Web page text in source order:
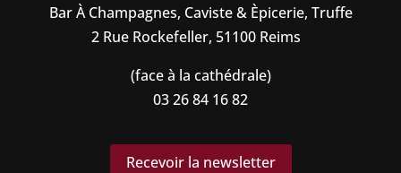
Bar À Champagnes, Caviste & Èpicerie, Truffe
2 Rue Rockefeller, 51100 Reims
(face à la cathédrale)
03 26 84 16 82
Recevoir la newsletter